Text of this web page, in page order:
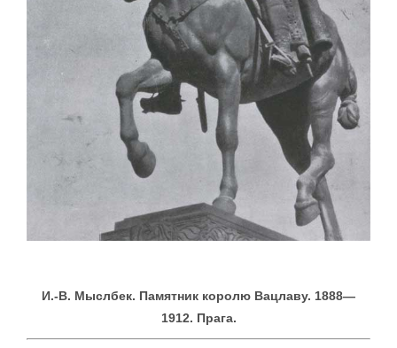
И.-В. Мыслбек. Памятник королю Вацлаву. 1888—
1912. Прага.